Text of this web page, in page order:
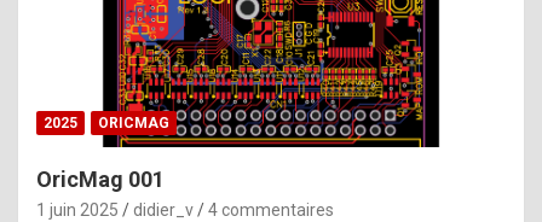
p
h
o
n
y
2025 ORICMAG
OricMag 001
1 juin 2025 didier_v 4 commentaires